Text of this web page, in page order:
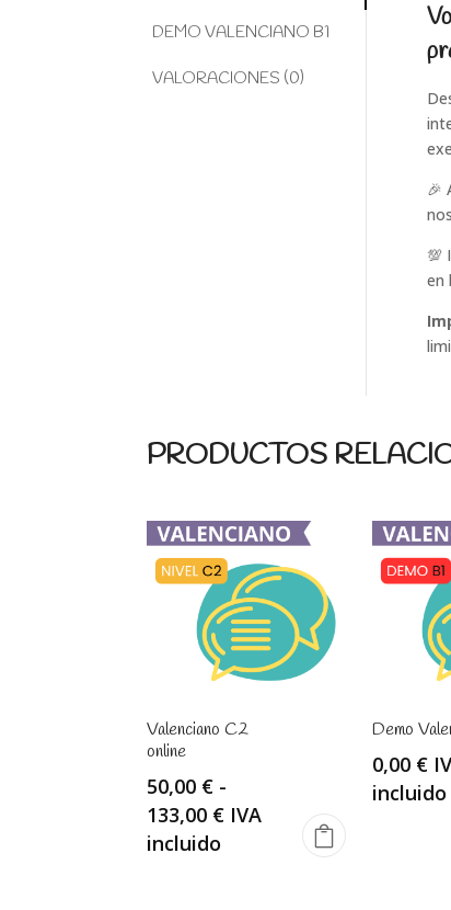
DEMO VALENCIANO B1
VALORACIONES (0)
🎉
💯
en
PRODUCTOS
Valenciano C2
online
50,00 € -
133,00 €Rango
IVA
incluido
Demo
0,00 €
incluido